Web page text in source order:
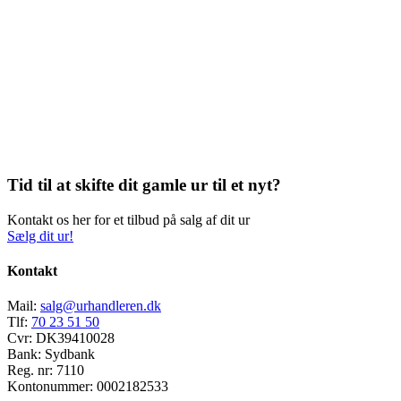
Tid til at skifte dit gamle ur til et nyt?
Kontakt os her for et tilbud på salg af dit ur
Sælg dit ur!
Kontakt
Mail: salg@urhandleren.dk
Tlf: 70 23 51 50
Cvr: DK39410028
Bank: Sydbank
Reg. nr: 7110
Kontonummer: 0002182533